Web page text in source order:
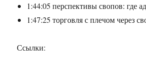
1:44:05 перспективы свопов: где
1:47:25 торговля с плечом через
Ссылки: